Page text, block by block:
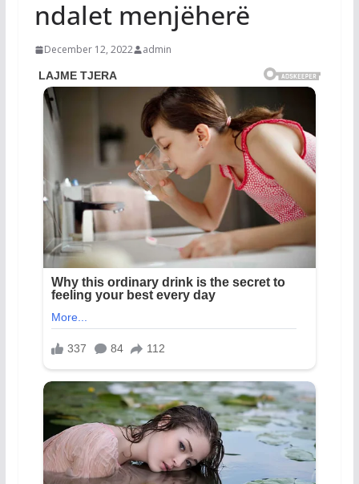
ndalet menjëherë
December 12, 2022 admin